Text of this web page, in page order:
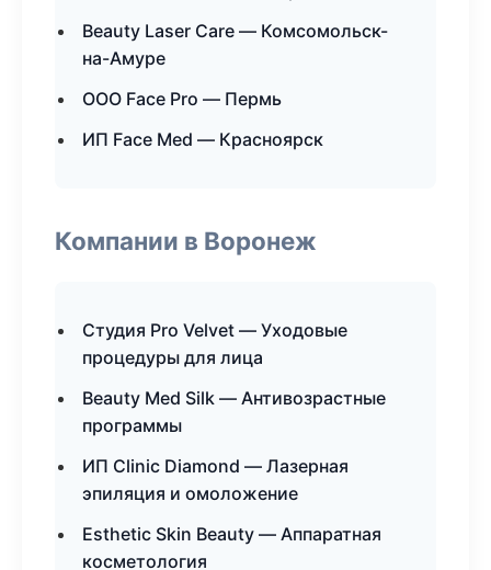
Beauty Laser Care — Комсомольск-
на-Амуре
ООО Face Pro — Пермь
ИП Face Med — Красноярск
Компании в Воронеж
Студия Pro Velvet — Уходовые
процедуры для лица
Beauty Med Silk — Антивозрастные
программы
ИП Clinic Diamond — Лазерная
эпиляция и омоложение
Esthetic Skin Beauty — Аппаратная
косметология